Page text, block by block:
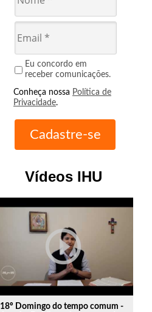
Eu concordo em
receber comunicações.
Conheça nossa Política de
Privacidade.
Vídeos IHU
play_circle_outline
18º Domingo do tempo comum -